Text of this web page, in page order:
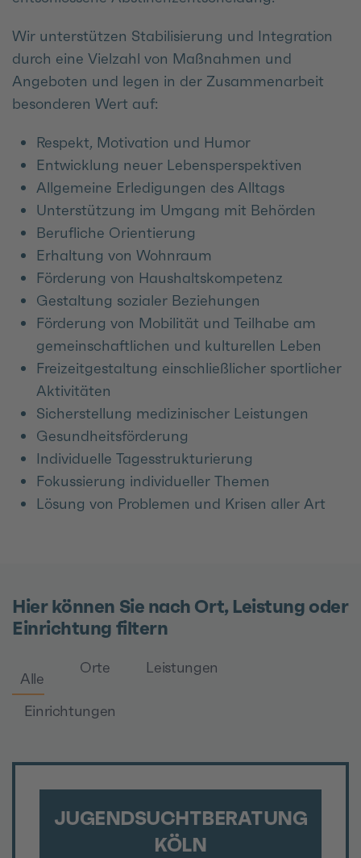
Wir unterstützen Stabilisierung und Integration
durch eine Vielzahl von Maßnahmen und
Angeboten und legen in der Zusammenarbeit
besonderen Wert auf:
Respekt, Motivation und Humor
Entwicklung neuer Lebensperspektiven
Allgemeine Erledigungen des Alltags
Unterstützung im Umgang mit Behörden
Berufliche Orientierung
Erhaltung von Wohnraum
Förderung von Haushaltskompetenz
Gestaltung sozialer Beziehungen
Förderung von Mobilität und Teilhabe am
gemeinschaftlichen und kulturellen Leben
Freizeitgestaltung einschließlicher sportlicher
Aktivitäten
Sicherstellung medizinischer Leistungen
Gesundheitsförderung
Individuelle Tagesstrukturierung
Fokussierung individueller Themen
Lösung von Problemen und Krisen aller Art
Hier können Sie nach Ort, Leistung oder
Einrichtung filtern
Alle
Orte Leistungen
Einrichtungen
JUGENDSUCHTBERATUNG
KÖLN